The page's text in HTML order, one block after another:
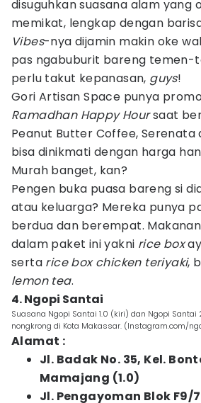
disuguhkan suasana alam yang
memikat, lengkap dengan
Vibes-nya dijamin makin oke
pas ngabuburit bareng temen-
perlu takut kepanasan, guys!
Gori Artisan Space punya
Ramadhan Happy Hoursaat
Peanut Butter Coffee, Serenata
bisa dinikmati dengan harga
Murah banget, kan?
Pengen buka puasa bareng si
atau keluarga? Mereka punya
berdua dan berempat.
dalam paket ini yakni rice box
serta rice box chicken teriyaki,
lemon tea.
4. Ngopi Santai
Suasana Ngopi Santai 1.0 (kiri) dan Ngopi
nongkrong di Kota Makassar. (Instagram.com/
Alamat :
Jl. Badak No. 35, Kel.
Mamajang (1.0)
Jl. Pengayoman Blok F9/